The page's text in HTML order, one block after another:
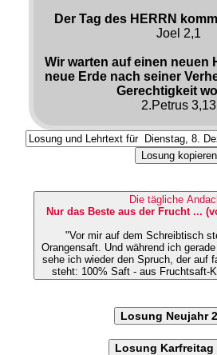
Der Tag des HERRN
Joel 2,1
Wir warten auf einen neuen
neue Erde nach seiner
Gerechtigkeit
2.Petrus 3,13
Losung kopieren
Die tägliche
Nur das Beste aus der Frucht ...
"Vor mir auf dem Schreibtisch
Orangensaft. Und während ich gerade einen Schluck trinke,
sehe ich wieder den Spruch, der auf
steht: 100% Saft - aus Fruchtsaft-
Losung Neujahr
Losung Karfreitag